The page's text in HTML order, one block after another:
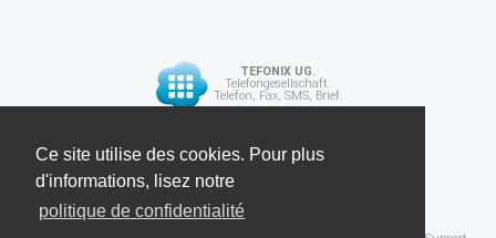
Diese Seite verwendet Cookies. Für weitere
Informationen lesen Sie unsere
Datenschutzrichtlinie
Ce site utilise des cookies. Pour plus
d'informations, lisez notre
politique de confidentialité
TEFONIX UG.
Telefongesellschaft.
Telefon, Fax, SMS, Brief.
API